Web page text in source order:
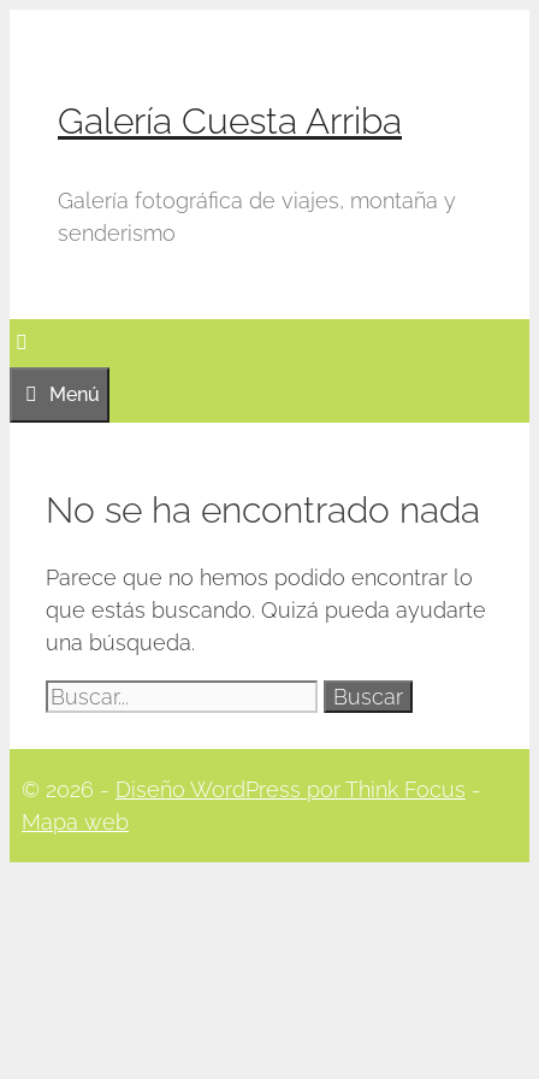
Galería Cuesta Arriba
Galería fotográfica de viajes, montaña y
senderismo
Menú
No se ha encontrado nada
Parece que no hemos podido encontrar lo
que estás buscando. Quizá pueda ayudarte
una búsqueda.
Buscar:
© 2026 - Diseño WordPress por Think Focus -
Mapa web